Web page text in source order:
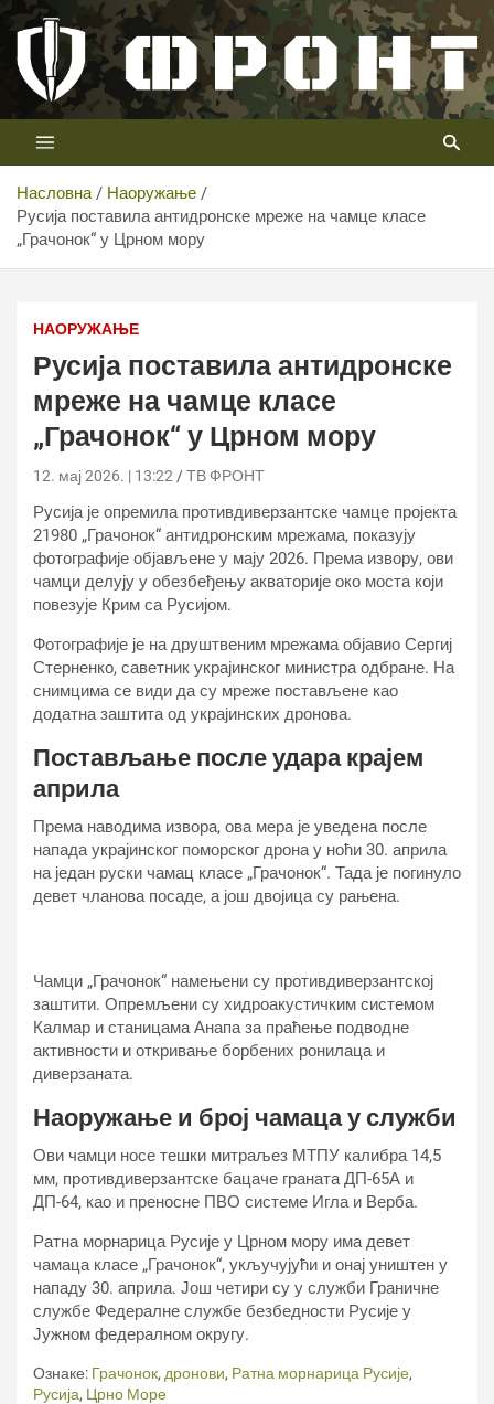
Скип
цонтент
Телевизија ФРОНТ
Први војни канал у Србији
Насловна
Наоружање
Русија поставила антидронске мреже на чамце класе
„Грачонок“ у Црном мору
НАОРУЖАЊЕ
Русија поставила антидронске
мреже на чамце класе
„Грачонок“ у Црном мору
12. мај 2026. | 13:22 ТВ ФРОНТ
Русија је опремила противдиверзантске чамце пројекта
21980 „Грачонок“ антидронским мрежама, показују
фотографије објављене у мају 2026. Према извору, ови
чамци делују у обезбеђењу акваторије око моста који
повезује Крим са Русијом.
Фотографије је на друштвеним мрежама објавио Сергиј
Стерненко, саветник украјинског министра одбране. На
снимцима се види да су мреже постављене као
додатна заштита од украјинских дронова.
Постављање после удара крајем
априла
Према наводима извора, ова мера је уведена после
напада украјинског поморског дрона у ноћи 30. априла
на један руски чамац класе „Грачонок“. Тада је погинуло
девет чланова посаде, а још двојица су рањена.
Чамци „Грачонок“ намењени су противдиверзантској
заштити. Опремљени су хидроакустичким системом
Калмар и станицама Анапа за праћење подводне
активности и откривање борбених ронилаца и
диверзаната.
Наоружање и број чамаца у служби
Ови чамци носе тешки митраљез МТПУ калибра 14,5
мм, противдиверзантске бацаче граната ДП-65А и
ДП-64, као и преносне ПВО системе Игла и Верба.
Ратна морнарица Русије у Црном мору има девет
чамаца класе „Грачонок“, укључујући и онај уништен у
нападу 30. априла. Још четири су у служби Граничне
службе Федералне службе безбедности Русије у
Јужном федералном округу.
Ознаке: Грачонок, дронови, Ратна морнарица Русије,
Русија, Црно Море